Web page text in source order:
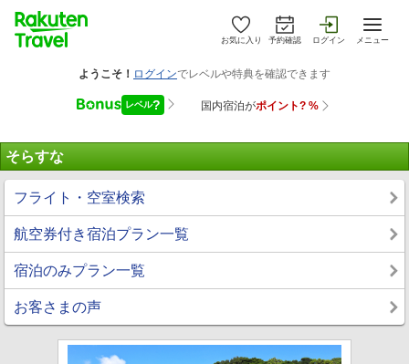
お気に入り 予約確認 ログイン メニュー
そらすな
フライト・空室検索
航空券付き宿泊プラン一覧
宿泊のみプラン一覧
お客さまの声